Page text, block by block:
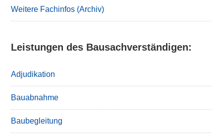
Weitere Fachinfos (Archiv)
Leistungen des Bausachverständigen:
Adjudikation
Bauabnahme
Baubegleitung